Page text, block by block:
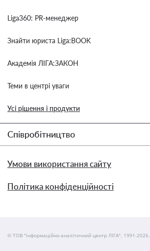
Liga360: PR-менеджер
Знайти юриста Liga:BOOK
Академія ЛІГА:ЗАКОН
Теми в центрі уваги
Усі рішення і продукти
Співробітництво
Умови використання сайту
Політика конфіденційності
© ТОВ "інформаційно-аналітичний центр ЛІГА", 1991-2026.